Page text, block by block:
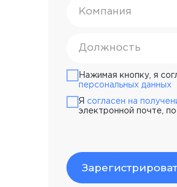
Нажимая кнопку, я
персональных данных
Я согласен на
электронной почте,
+7 (952) 177-31-79